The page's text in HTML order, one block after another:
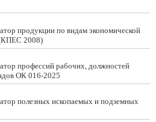
продукции по видам экономической
2008)
профессий рабочих, должностей
ОК 016-2025
полезных ископаемых и подземных